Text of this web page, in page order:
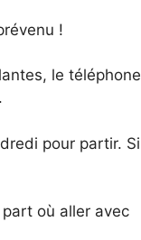
!
le téléphone
pour partir. Si
part où aller avec